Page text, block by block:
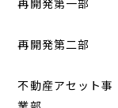
再開発第二部
不動産アセット事